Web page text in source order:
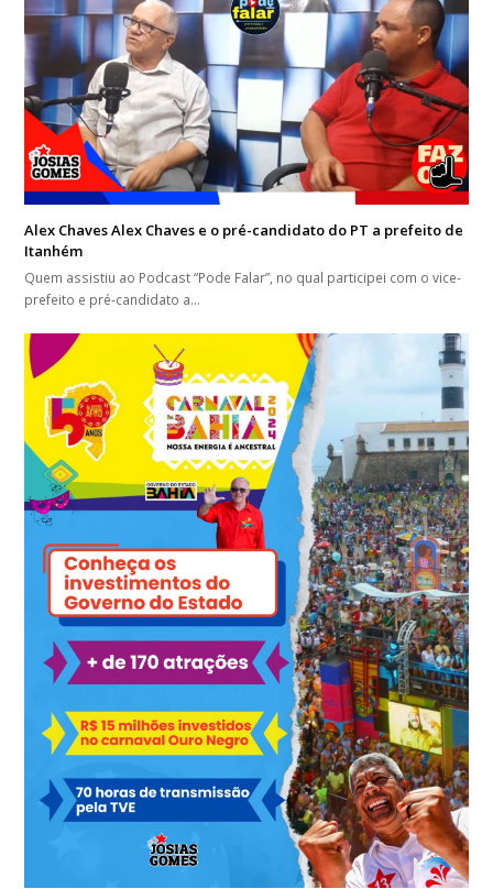
Alex Chaves Alex Chaves e o pré-candidato do PT a prefeito de
Itanhém
Quem assistiu ao Podcast “Pode Falar”, no qual participei com o vice-
prefeito e pré-candidato a…